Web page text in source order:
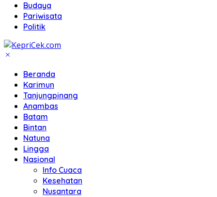
Budaya
Pariwisata
Politik
Beranda
Karimun
Tanjungpinang
Anambas
Batam
Bintan
Natuna
Lingga
Nasional
Info Cuaca
Kesehatan
Nusantara